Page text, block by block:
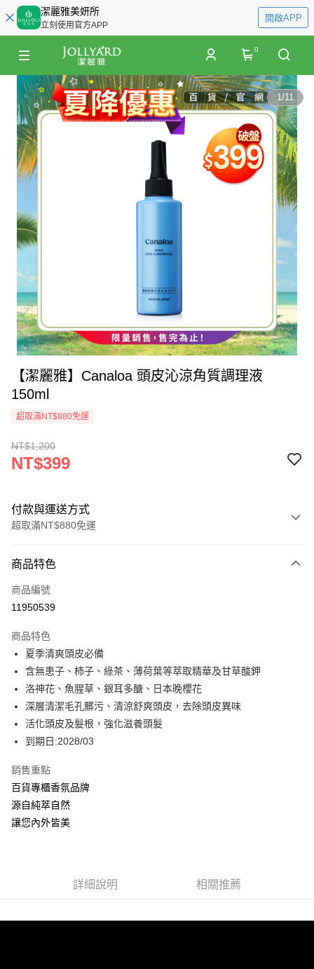
潔麗雅美妍所
立刻使用官方APP
開啟APP
0
1/11
【潔麗雅】Canaloa 頭皮沁涼角質調理液
150ml
超取滿NT$880免運
NT$1,200
NT$399
付款與運送方式
超取滿NT$880免運
信用卡一次付款
超商取貨付款
Apple Pay
ATM付款
運送方式
付款後全家取貨
7-11取貨付款
每筆NT$60，滿NT$880(含以上)免運費
商品特色
商品編號
11950539
商品特色
夏季清爽頭皮必備
含無患子、柿子、綠茶、薄荷葉等萃取精華及甘草酸鉀
洛神花、魚腥草、銀耳多醣、日本晚櫻花
深層清潔毛孔髒污、清涼舒爽頭皮，去除頭皮異味
活化頭皮及髮根，強化滋養頭髮
到期日:2028/03
銷售重點
百貨專櫃香氛品牌
源自純萃自然
讓您內外皆美
詳細說明 相關推薦